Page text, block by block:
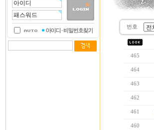
번호
465
464
463
462
461
460